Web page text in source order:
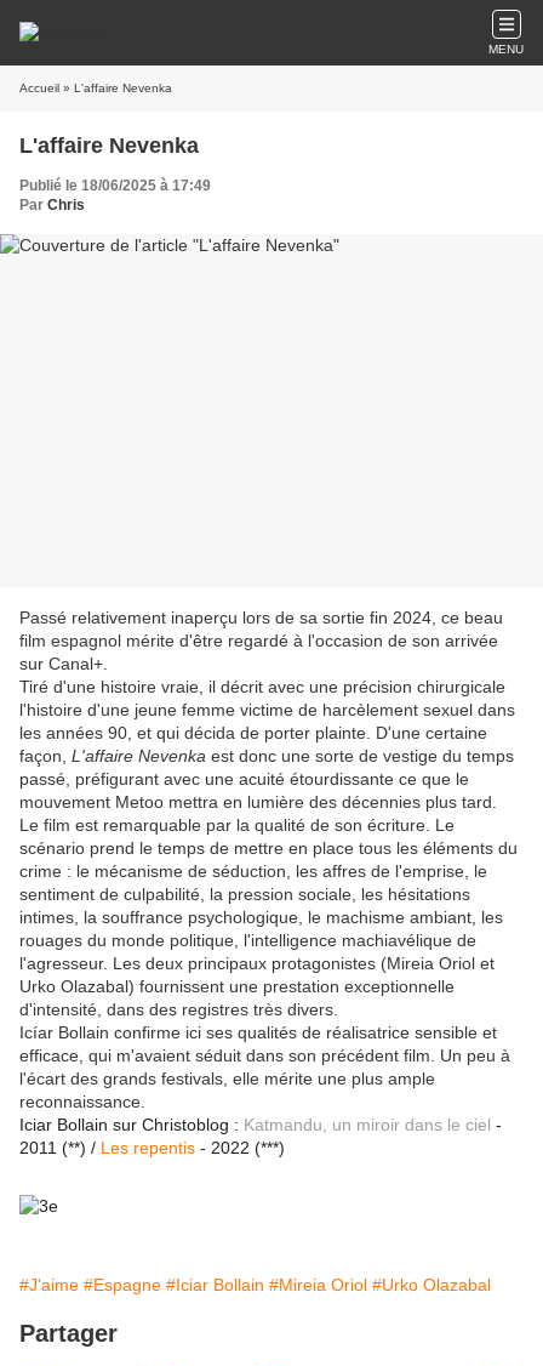
MENU
Accueil » L'affaire Nevenka
L'affaire Nevenka
Publié le 18/06/2025 à 17:49
Par Chris
Passé relativement inaperçu lors de sa sortie fin 2024, ce beau
film espagnol mérite d'être regardé à l'occasion de son arrivée
sur Canal+.
Tiré d'une histoire vraie, il décrit avec une précision chirurgicale
l'histoire d'une jeune femme victime de harcèlement sexuel dans
les années 90, et qui décida de porter plainte. D'une certaine
façon, L'affaire Nevenka est donc une sorte de vestige du temps
passé, préfigurant avec une acuité étourdissante ce que le
mouvement Metoo mettra en lumière des décennies plus tard.
Le film est remarquable par la qualité de son écriture. Le
scénario prend le temps de mettre en place tous les éléments du
crime : le mécanisme de séduction, les affres de l'emprise, le
sentiment de culpabilité, la pression sociale, les hésitations
intimes, la souffrance psychologique, le machisme ambiant, les
rouages du monde politique, l'intelligence machiavélique de
l'agresseur. Les deux principaux protagonistes (Mireia Oriol et
Urko Olazabal) fournissent une prestation exceptionnelle
d'intensité, dans des registres très divers.
Icíar Bollain confirme ici ses qualités de réalisatrice sensible et
efficace, qui m'avaient séduit dans son précédent film. Un peu à
l'écart des grands festivals, elle mérite une plus ample
reconnaissance.
Iciar Bollain sur Christoblog : Katmandu, un miroir dans le ciel -
2011 (**) / Les repentis - 2022 (***)
#J'aime #Espagne #Iciar Bollain #Mireia Oriol #Urko Olazabal
Partager